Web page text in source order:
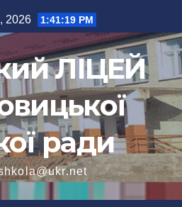
2026 1:41:20 PM
ЛІЦЕЙ
ради